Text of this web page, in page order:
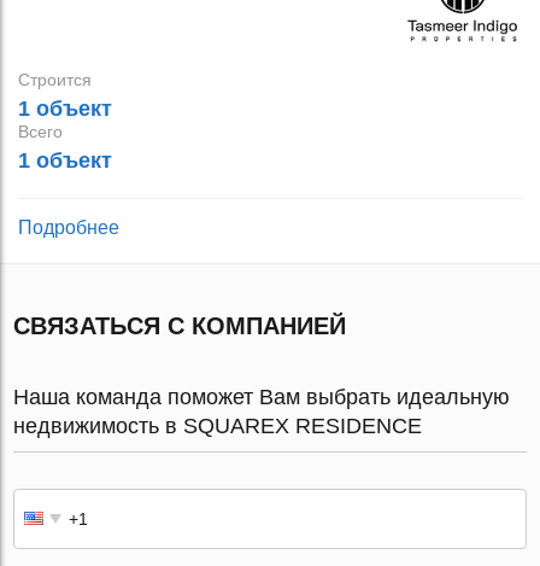
Строится
1 объект
Всего
1 объект
Подробнее
СВЯЗАТЬСЯ С КОМПАНИЕЙ
Наша команда поможет Вам выбрать идеальную
недвижимость в SQUAREX RESIDENCE